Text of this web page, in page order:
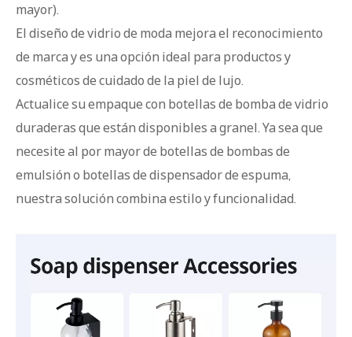
mayor).
El diseño de vidrio de moda mejora el reconocimiento
de marca y es una opción ideal para productos y
cosméticos de cuidado de la piel de lujo.
Actualice su empaque con botellas de bomba de vidrio
duraderas que están disponibles a granel. Ya sea que
necesite al por mayor de botellas de bombas de
emulsión o botellas de dispensador de espuma,
nuestra solución combina estilo y funcionalidad.